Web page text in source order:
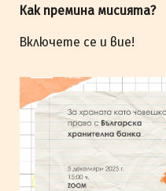
Как премина мисията?
Включете се и вие!